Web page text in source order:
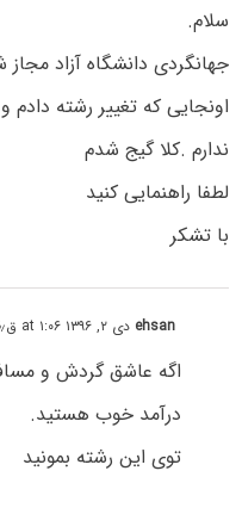
سلام.
جهانگردی دانشگاه آزاد
اونجایی که تغییر رشته
ندارم .کلا گیج شدم
لطفا راهنمایی کنید
با تشکر
ehsan دی ۲, ۱۳۹۶ at ۱:۰۶ ق٫ظ
اگه عاشق گردش و
درآمد خوب هستید.
توی این رشته بمونید